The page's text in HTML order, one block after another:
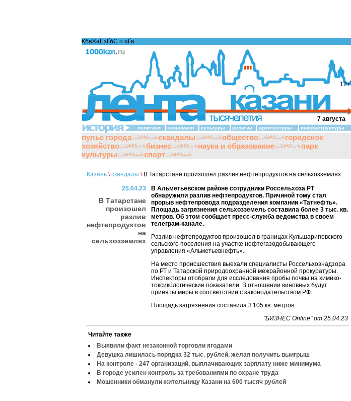
12+
€бв®аЁзҐбЄ п «Ґ­в
7 августа
политики экономики культуры религии архитектуры инфраструктуры
пульс города скандалы общество
городское
хозяйство
бизнес наука и образование
парк
культуры
спорт
Казань \ скандалы \В Татарстане произошел разлив нефтепродуктов на сельхозземлях
25.04.23
В Татарстане
произошел
разлив
нефтепродуктов
на
сельхозземлях
В Альметьевском районе сотрудники Россельхоза РТ
обнаружили разлив нефтепродуктов. Причиной тому стал
прорыв нефтепровода подразделения компании «Татнефть».
Площадь загрязнения сельхозземель составила более 3 тыс. кв.
метров. Об этом сообщает пресс-служба ведомства в своем
телеграм-канале.
Разлив нефтепродуктов произошел в границах Кульшариповского
сельского поселения на участке нефтегазодобывающего
управления «Альметьевнефть».
На место происшествия выехали специалисты Россельхознадзора
по РТ и Татарской природоохранной межрайонной прокуратуры.
Инспекторы отобрали для исследования пробы почвы на химико-
токсикологические показатели. В отношении виновных будут
приняты меры в соответствии с законодательством РФ.
Площадь загрязнения составила 3 105 кв. метров.
"БИЗНЕС Online" от 25.04.23
Читайте также
Выявили факт незаконной торговли ягодами
Девушка лишилась порядка 32 тыс. рублей, желая получить выигрыш
На контроле - 247 организаций, выплачивающих зарплату ниже минимума
В городе усилен контроль за требованиями по охране труда
Мошенники обманули жительницу Казани на 600 тысяч рублей